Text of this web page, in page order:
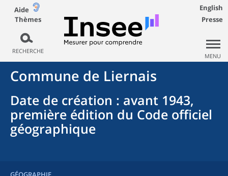
Aide
Thèmes
RECHERCHE
English
Presse
MENU
Commune de Liernais
Date de création : avant 1943,
première édition du Code officiel
géographique